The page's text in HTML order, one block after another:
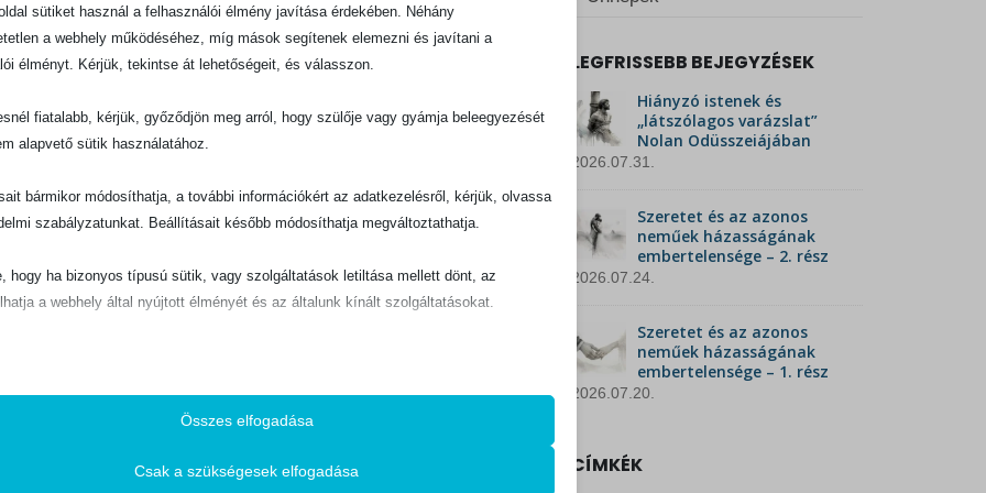
LEGFRISSEBB BEJEGYZÉSEK
Hiányzó istenek és
„látszólagos varázslat”
Nolan Odüsszeiájában
2026.07.31.
Szeretet és az azonos
neműek házasságának
embertelensége – 2. rész
2026.07.24.
Szeretet és az azonos
neműek házasságának
embertelensége – 1. rész
2026.07.20.
CÍMKÉK
sütiket használ a felhasználói élmény javítása érdekében. Néhány
a webhely működéséhez, míg mások segítenek elemezni és javítani a
élményt. Kérjük, tekintse át lehetőségeit, és válasszon.
fiatalabb, kérjük, győződjön meg arról, hogy szülője vagy gyámja beleegyezését
alapvető sütik használatához.
bármikor módosíthatja, a további információkért az adatkezelésről, kérjük, olvassa
szabályzatunkat. Beállításait később módosíthatja megváltoztathatja.
hogy ha bizonyos típusú sütik, vagy szolgáltatások letiltása mellett dönt, az
a webhely által nyújtott élményét és az általunk kínált szolgáltatásokat.
szolgáltatások a GDPR szerint nem igénylik a felhasználó hozzájárulását.
Összes elfogadása
Csak a szükségesek elfogadása